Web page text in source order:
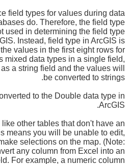
field types for values during data
do. Therefore, the field type
used in determining the field type
Instead, field type in ArcGIS is
values in the first eight rows for
mixed data types in a single field,
a string field and the values will
be converted to strings.
to the Double data type in
ArcGIS.
other tables that don't have an
means you will be unable to edit,
selections on the map. (Note:
any column from Excel into an
For example, a numeric column